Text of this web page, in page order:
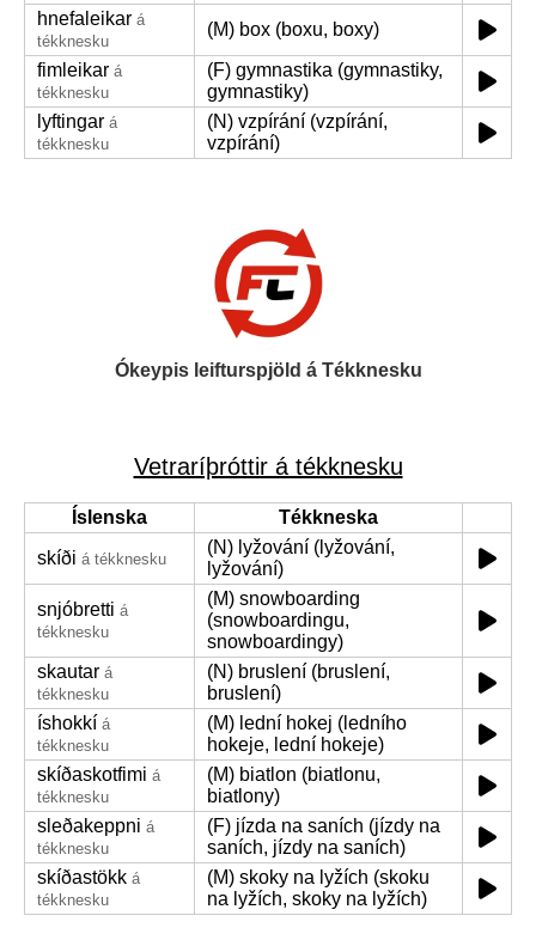
hnefaleikar á
tékknesku
(M) box (boxu, boxy)
fimleikar á
tékknesku
(F) gymnastika (gymnastiky,
gymnastiky)
lyftingar á
tékknesku
(N) vzpírání (vzpírání,
vzpírání)
Ókeypis leifturspjöld á Tékknesku
Vetraríþróttir á tékknesku
Íslenska
Tékkneska
skíði á tékknesku
(N) lyžování (lyžování,
lyžování)
snjóbretti á
tékknesku
(M) snowboarding
(snowboardingu,
snowboardingy)
skautar á
tékknesku
(N) bruslení (bruslení,
bruslení)
íshokkí á
tékknesku
(M) lední hokej (ledního
hokeje, lední hokeje)
skíðaskotfimi á
tékknesku
(M) biatlon (biatlonu,
biatlony)
sleðakeppni á
tékknesku
(F) jízda na saních (jízdy na
saních, jízdy na saních)
skíðastökk á
tékknesku
(M) skoky na lyžích (skoku
na lyžích, skoky na lyžích)